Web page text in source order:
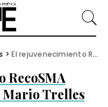
>El rejuvenecimiento RecoSMA presentador por el Dr. Mario Trelles
RecoSMA
Trelles